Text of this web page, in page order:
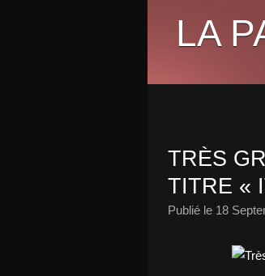
LA
TRÈS
TITRE «
Publié le 18